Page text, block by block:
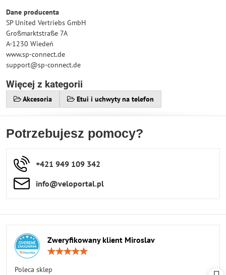
Dane producenta
SP United Vertriebs GmbH
Großmarktstraße 7A
A-1230 Wiedeń
www.sp-connect.de
support@sp-connect.de
Więcej z kategorii
Akcesoria Etui i uchwyty na telefon
Potrzebujesz pomocy?
+421 949 109 342
info​​@veloportal​.pl
Zweryfikowany klient Miroslav
Poleca sklep